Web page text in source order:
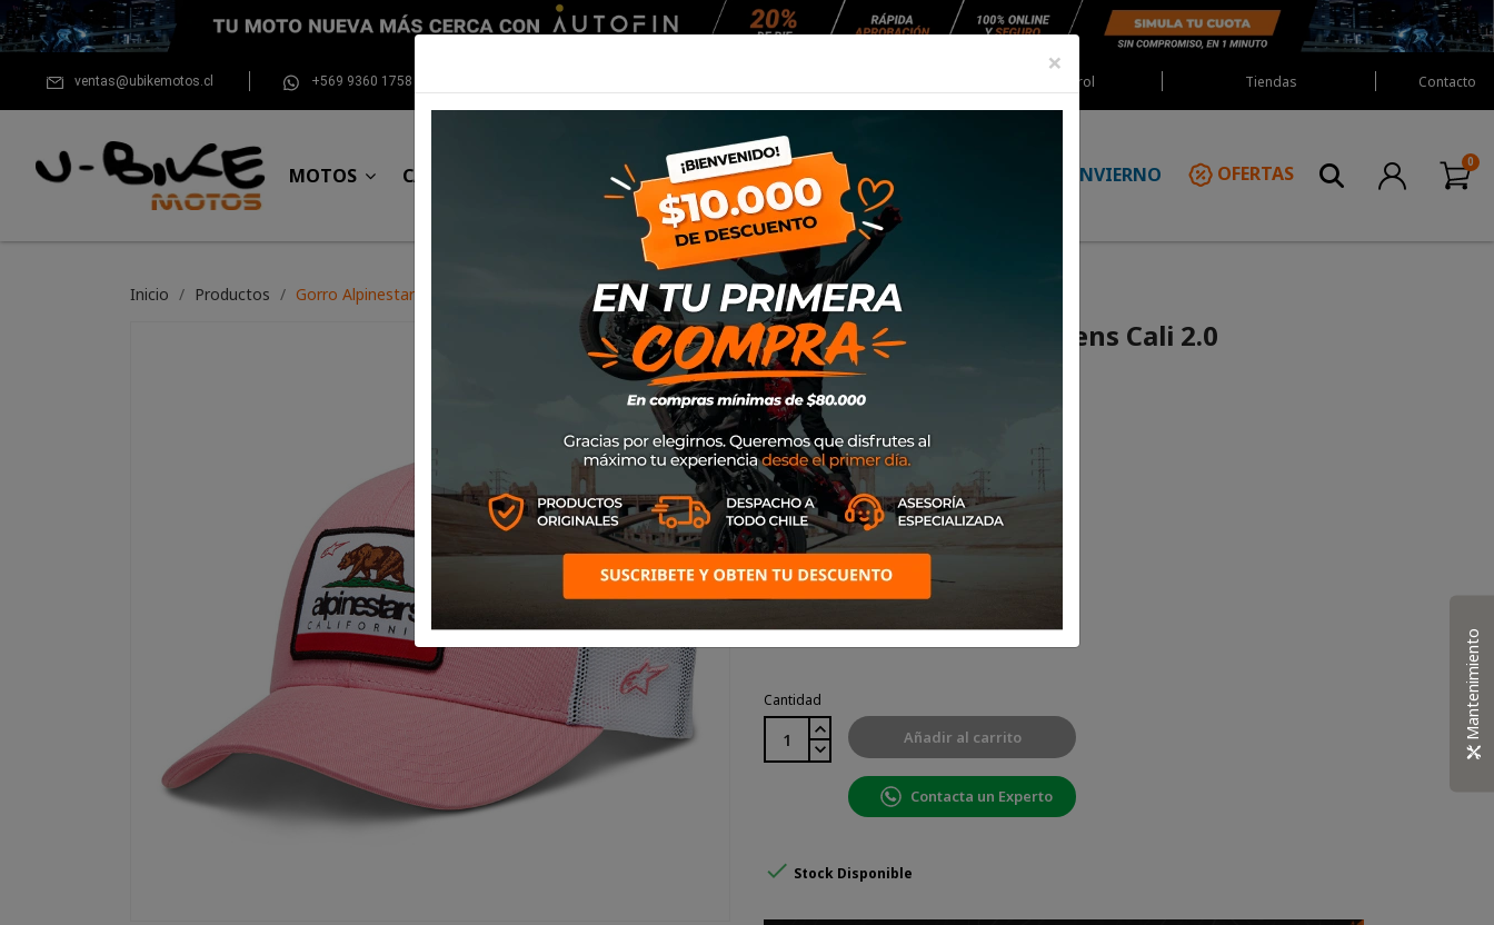
ventas@ubikemotos.cl +569 9360 1758 Red Castrol Tiendas Contacto
MOTOS CASCOS EQUIPAMIENTO NEUMÁTICOS MANTENCIÓN INVIERNO OFERTAS
Inicio Productos Gorro Alpinestars Womens Cali 2.0
Gorro Alpinestars Womens Cali 2.0
SKU1232-81900
$19.900
Talla: Talla Única
Color: Blanco, Rosado
Blanco,Rosado,
Cantidad
Añadir al carrito
Contacta un Experto
 Stock Disponible
×
Mantenimiento